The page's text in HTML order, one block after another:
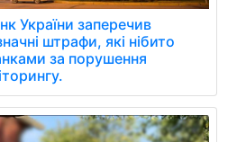
України заперечив
штрафи, які нібито
за порушення